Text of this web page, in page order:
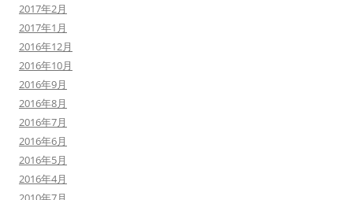
2017年2月
2017年1月
2016年12月
2016年10月
2016年9月
2016年8月
2016年7月
2016年6月
2016年5月
2016年4月